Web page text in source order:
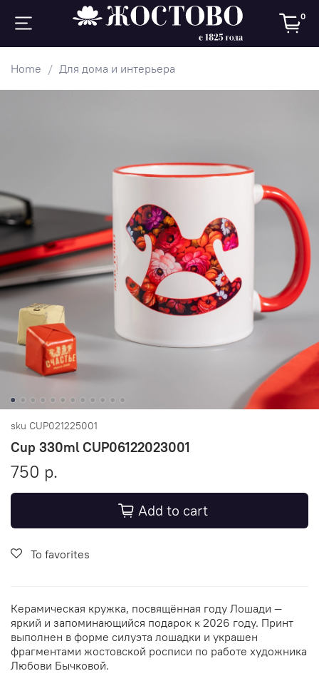
0
Home Для дома и интерьера
sku CUP021225001
Cup 330ml CUP06122023001
750 р.
Add to cart
To favorites
Керамическая кружка, посвящённая году Лошади —
яркий и запоминающийся подарок к 2026 году. Принт
выполнен в форме силуэта лошадки и украшен
фрагментами жостовской росписи по работе художника
Любови Бычковой.